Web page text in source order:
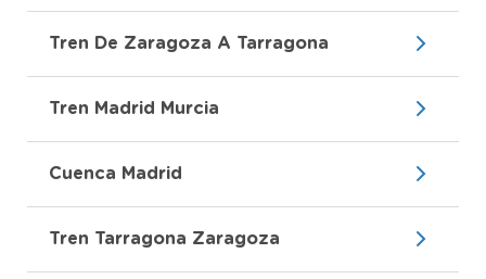
Tren De Zaragoza A Tarragona
Tren Madrid Murcia
Cuenca Madrid
Tren Tarragona Zaragoza